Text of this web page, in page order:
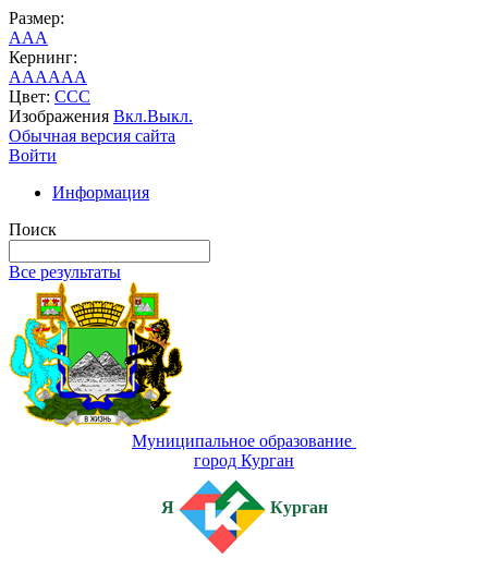
Размер:
AAA
Кернинг:
AAAAAA
Цвет: CCC
Изображения Вкл.Выкл.
Обычная версия сайта
Войти
Информация
Поиск
Все результаты
Муниципальное образование
город Курган
Я Курган